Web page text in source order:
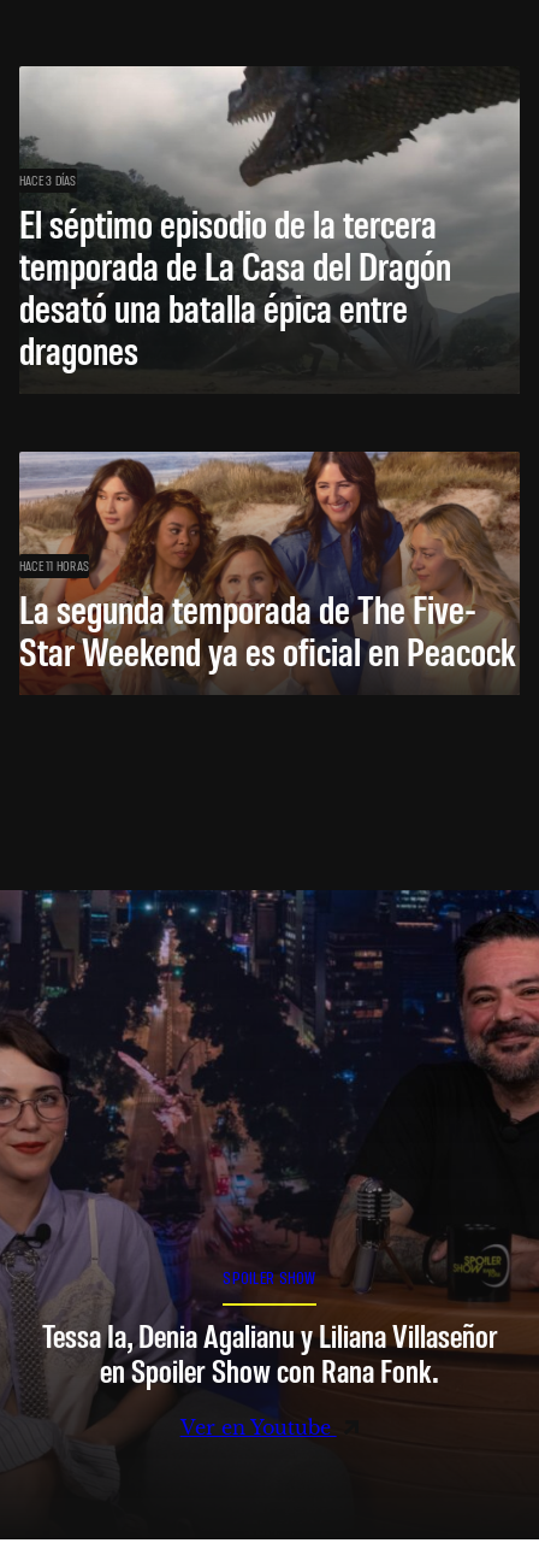
HACE 3 DÍAS
El séptimo episodio de la tercera
temporada de La Casa del Dragón
desató una batalla épica entre
dragones
HACE 11 HORAS
La segunda temporada de The Five-
Star Weekend ya es oficial en Peacock
SPOILER SHOW
Tessa Ia, Denia Agalianu y Liliana Villaseñor
en Spoiler Show con Rana Fonk.
Ver en Youtube